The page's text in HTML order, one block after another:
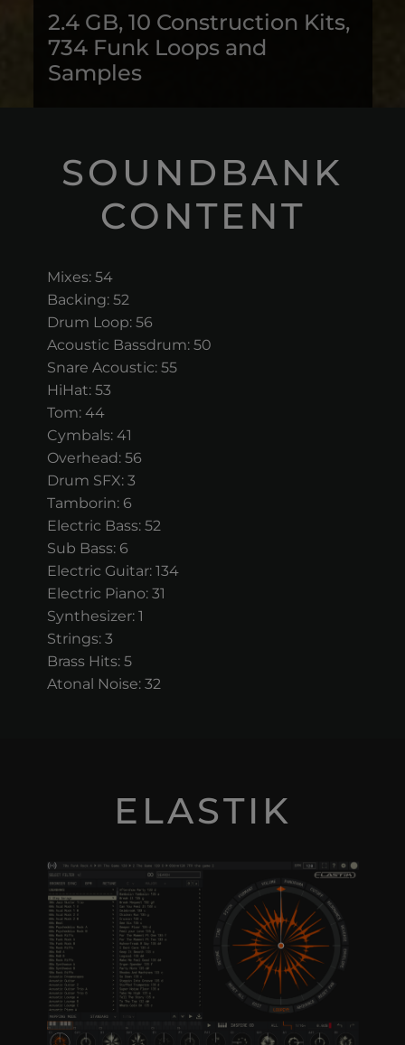
2.4 GB, 10 Construction Kits,
734 Funk Loops and
Samples
SOUNDBANK
CONTENT
Mixes: 54
Backing: 52
Drum Loop: 56
Acoustic Bassdrum: 50
Snare Acoustic: 55
HiHat: 53
Tom: 44
Cymbals: 41
Overhead: 56
Drum SFX: 3
Tamborin: 6
Electric Bass: 52
Sub Bass: 6
Electric Guitar: 134
Electric Piano: 31
Synthesizer: 1
Strings: 3
Brass Hits: 5
Atonal Noise: 32
ELASTIK